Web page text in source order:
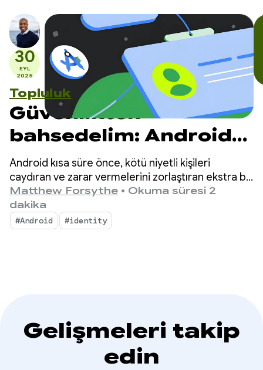
30
EYL
2025
Topluluk
Güvenlikten
bahsedelim: Android
geliştirici doğrulaması
hakkında en çok
sorulan soruların
yanıtları
Android kısa süre önce, kötü niyetli kişileri
caydıran ve zarar vermelerini zorlaştıran ekstra bir
güvenlik katmanı olan geliştirici doğrulamasını
duyurdu.
Matthew Forsythe • Okuma süresi 2
dakika
#Android #identity
Gelişmeleri takip
edin